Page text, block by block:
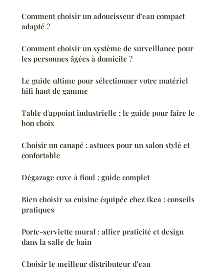
Comment choisir un adoucisseur d'eau compact
adapté ?
Comment choisir un système de surveillance pour
les personnes âgées à domicile ?
Le guide ultime pour sélectionner votre matériel
hifi haut de gamme
Table d'appoint industrielle : le guide pour faire le
bon choix
Choisir un canapé : astuces pour un salon stylé et
confortable
Dégazage cuve à fioul : guide complet
Bien choisir sa cuisine équipée chez ikea : conseils
pratiques
Porte-serviette mural : allier praticité et design
dans la salle de bain
Choisir le meilleur distributeur d'eau